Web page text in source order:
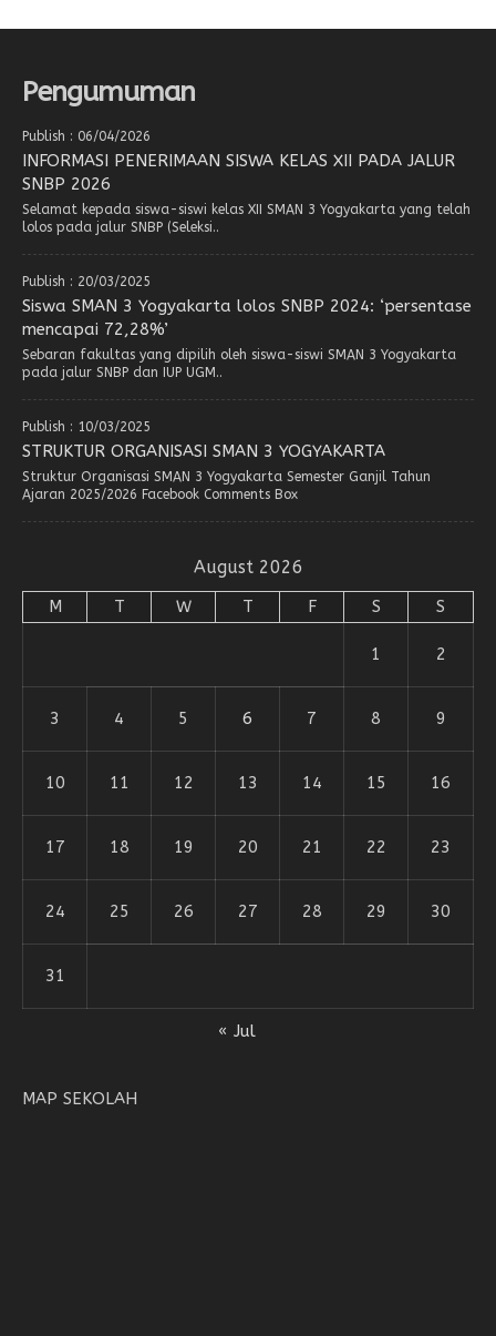
Pengumuman
Publish : 06/04/2026
INFORMASI PENERIMAAN SISWA KELAS XII PADA JALUR
SNBP 2026
Selamat kepada siswa-siswi kelas XII SMAN 3 Yogyakarta yang telah
lolos pada jalur SNBP (Seleksi..
Publish : 20/03/2025
Siswa SMAN 3 Yogyakarta lolos SNBP 2024: ‘persentase
mencapai 72,28%’
Sebaran fakultas yang dipilih oleh siswa-siswi SMAN 3 Yogyakarta
pada jalur SNBP dan IUP UGM..
Publish : 10/03/2025
STRUKTUR ORGANISASI SMAN 3 YOGYAKARTA
Struktur Organisasi SMAN 3 Yogyakarta Semester Ganjil Tahun
Ajaran 2025/2026 Facebook Comments Box
August 2026
M T W T F S S
1 2
3 4 5 6 7 8 9
10 11 12 13 14 15 16
17 18 19 20 21 22 23
24 25 26 27 28 29 30
31
« Jul
MAP SEKOLAH